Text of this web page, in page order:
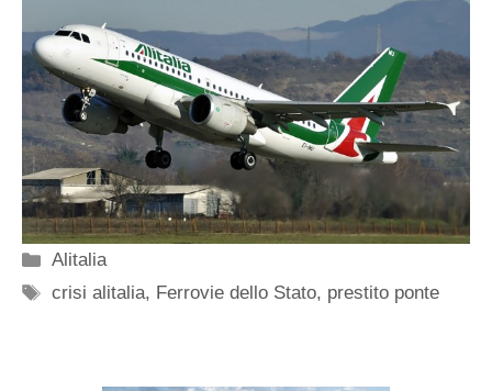
Categorie
Alitalia
Tag
crisi alitalia, Ferrovie dello Stato, prestito ponte